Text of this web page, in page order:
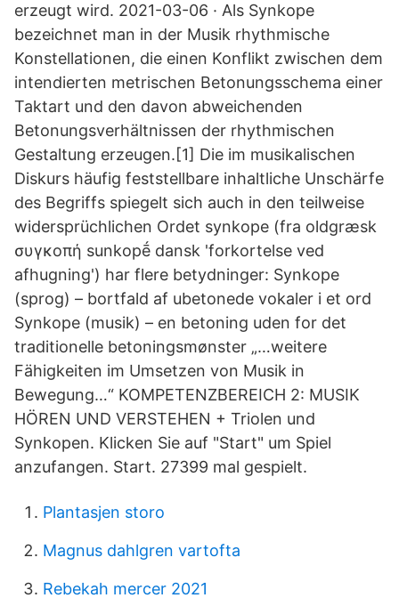
erzeugt wird. 2021-03-06 · Als Synkope
bezeichnet man in der Musik rhythmische
Konstellationen, die einen Konflikt zwischen dem
intendierten metrischen Betonungsschema einer
Taktart und den davon abweichenden
Betonungsverhältnissen der rhythmischen
Gestaltung erzeugen.[1] Die im musikalischen
Diskurs häufig feststellbare inhaltliche Unschärfe
des Begriffs spiegelt sich auch in den teilweise
widersprüchlichen Ordet synkope (fra oldgræsk
συγκοπή sunkopḗ dansk 'forkortelse ved
afhugning') har flere betydninger: Synkope
(sprog) – bortfald af ubetonede vokaler i et ord
Synkope (musik) – en betoning uden for det
traditionelle betoningsmønster „…weitere
Fähigkeiten im Umsetzen von Musik in
Bewegung…“ KOMPETENZBEREICH 2: MUSIK
HÖREN UND VERSTEHEN + Triolen und
Synkopen. Klicken Sie auf "Start" um Spiel
anzufangen. Start. 27399 mal gespielt.
Plantasjen storo
Magnus dahlgren vartofta
Rebekah mercer 2021